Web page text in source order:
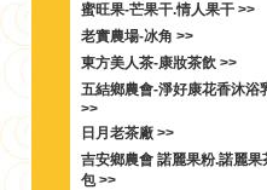
蜜旺果-芒果干.情人果干 >>
老實農場-冰角 >>
東方美人茶-康妝茶飲 >>
五結鄉農會-淨好康花香沐浴
>>
日月老茶廠 >>
吉安鄉農會 諾麗果粉.諾麗果
包 >>